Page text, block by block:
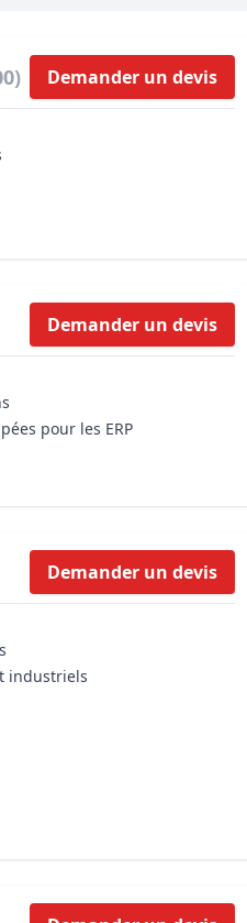
Développer et organiser
Biens d’exception,
achat
Demander un devis
Demander un devis
pour les ERP
Demander un devis
industriels